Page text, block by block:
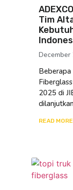
Tim
December
2025 di
dilanjutkan
READ